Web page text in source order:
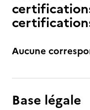
Aucune
Base légale